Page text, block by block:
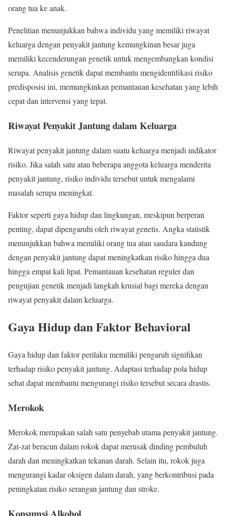
orang tua ke anak.
Penelitian menunjukkan bahwa individu yang memiliki riwayat
keluarga dengan penyakit jantung kemungkinan besar juga
memiliki kecenderungan genetik untuk mengembangkan kondisi
serupa. Analisis genetik dapat membantu mengidentifikasi risiko
predisposisi ini, memungkinkan pemantauan kesehatan yang lebih
cepat dan intervensi yang tepat.
Riwayat Penyakit Jantung dalam Keluarga
Riwayat penyakit jantung dalam suatu keluarga menjadi indikator
risiko. Jika salah satu atau beberapa anggota keluarga menderita
penyakit jantung, risiko individu tersebut untuk mengalami
masalah serupa meningkat.
Faktor seperti gaya hidup dan lingkungan, meskipun berperan
penting, dapat dipengaruhi oleh riwayat genetis. Angka statistik
menunjukkan bahwa memiliki orang tua atau saudara kandung
dengan penyakit jantung dapat meningkatkan risiko hingga dua
hingga empat kali lipat. Pemantauan kesehatan reguler dan
pengujian genetik menjadi langkah krusial bagi mereka dengan
riwayat penyakit dalam keluarga.
Gaya Hidup dan Faktor Behavioral
Gaya hidup dan faktor perilaku memiliki pengaruh signifikan
terhadap risiko penyakit jantung. Adaptasi terhadap pola hidup
sehat dapat membantu mengurangi risiko tersebut secara drastis.
Merokok
Merokok merupakan salah satu penyebab utama penyakit jantung.
Zat-zat beracun dalam rokok dapat merusak dinding pembuluh
darah dan meningkatkan tekanan darah. Selain itu, rokok juga
mengurangi kadar oksigen dalam darah, yang berkontribusi pada
peningkatan risiko serangan jantung dan stroke.
Konsumsi Alkohol